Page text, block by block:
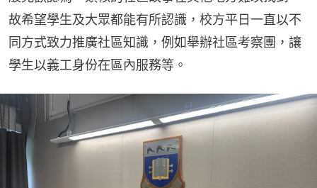
故希望學生及大眾都能有所認識，校方平日一直以不
同方式致力推廣社區知識，例如舉辦社區考察團，讓
學生以義工身份在區內服務等。